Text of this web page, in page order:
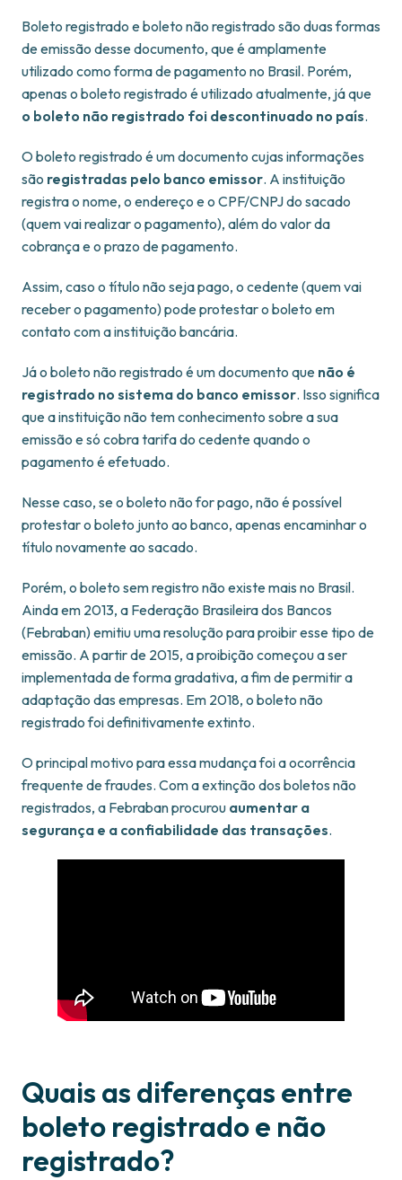
Boleto registrado e boleto não registrado são duas formas
de emissão desse documento, que é amplamente
utilizado como forma de pagamento no Brasil. Porém,
apenas o boleto registrado é utilizado atualmente, já que
o boleto não registrado foi descontinuado no país.
O boleto registrado é um documento cujas informações
são registradas pelo banco emissor. A instituição
registra o nome, o endereço e o CPF/CNPJ do sacado
(quem vai realizar o pagamento), além do valor da
cobrança e o prazo de pagamento.
Assim, caso o título não seja pago, o cedente (quem vai
receber o pagamento) pode protestar o boleto em
contato com a instituição bancária.
Já o boleto não registrado é um documento que não é
registrado no sistema do banco emissor. Isso significa
que a instituição não tem conhecimento sobre a sua
emissão e só cobra tarifa do cedente quando o
pagamento é efetuado.
Nesse caso, se o boleto não for pago, não é possível
protestar o boleto junto ao banco, apenas encaminhar o
título novamente ao sacado.
Porém, o boleto sem registro não existe mais no Brasil.
Ainda em 2013, a Federação Brasileira dos Bancos
(Febraban) emitiu uma resolução para proibir esse tipo de
emissão. A partir de 2015, a proibição começou a ser
implementada de forma gradativa, a fim de permitir a
adaptação das empresas. Em 2018, o boleto não
registrado foi definitivamente extinto.
O principal motivo para essa mudança foi a ocorrência
frequente de fraudes. Com a extinção dos boletos não
registrados, a Febraban procurou aumentar a
segurança e a confiabilidade das transações.
Quais as diferenças entre
boleto registrado e não
registrado?